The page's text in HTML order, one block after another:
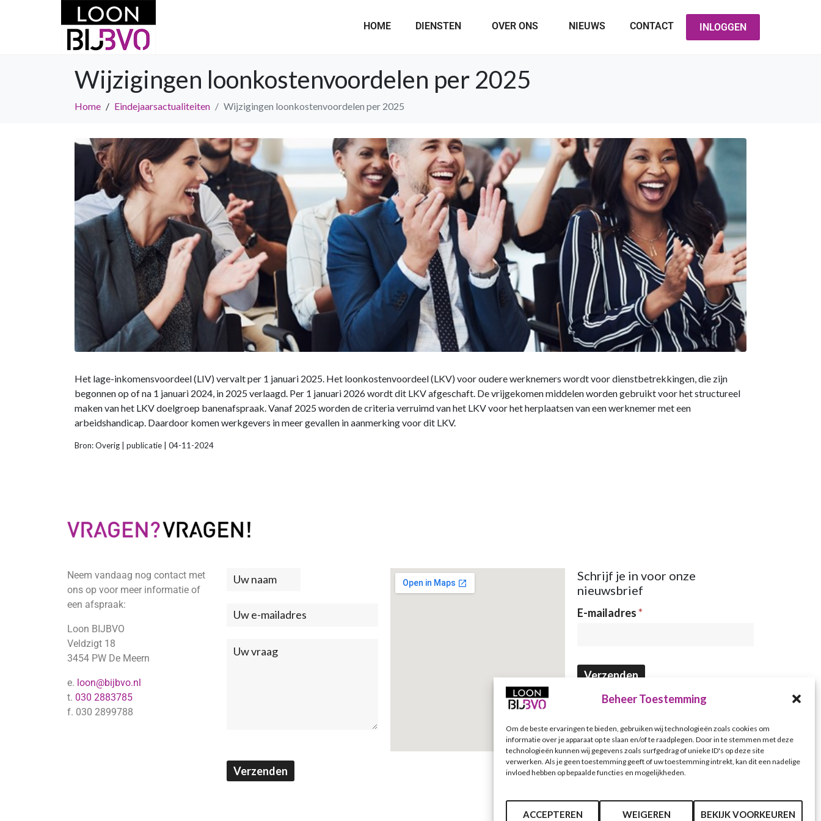
Beheer Toestemming
Om de beste ervaringen te bieden, gebruiken wij technologieën zoals cookies om
informatie over je apparaat op te slaan en/of te raadplegen. Door in te stemmen met deze
technologieën kunnen wij gegevens zoals surfgedrag of unieke ID's op deze site
verwerken. Als je geen toestemming geeft of uw toestemming intrekt, kan dit een nadelige
invloed hebben op bepaalde functies en mogelijkheden.
ACCEPTEREN WEIGEREN BEKIJK VOORKEUREN
HOME DIENSTEN OVER ONS NIEUWS CONTACT INLOGGEN
Wijzigingen loonkostenvoordelen per 2025
Home Eindejaarsactualiteiten Wijzigingen loonkostenvoordelen per 2025
Het lage-inkomensvoordeel (LIV) vervalt per 1 januari 2025. Het loonkostenvoordeel (LKV) voor oudere werknemers wordt voor dienstbetrekkingen, die zijn
begonnen op of na 1 januari 2024, in 2025 verlaagd. Per 1 januari 2026 wordt dit LKV afgeschaft. De vrijgekomen middelen worden gebruikt voor het structureel
maken van het LKV doelgroep banenafspraak. Vanaf 2025 worden de criteria verruimd van het LKV voor het herplaatsen van een werknemer met een
arbeidshandicap. Daardoor komen werkgevers in meer gevallen in aanmerking voor dit LKV.
Bron: Overig | publicatie | 04-11-2024
Neem vandaag nog contact met
ons op voor meer informatie of
een afspraak:
Loon BIJBVO
Veldzigt 18
3454 PW De Meern
e. loon@bijbvo.nl
t. 030 2883785
f. 030 2899788
Neem
met
ons
Verzenden
Schrijf je in voor onze
nieuwsbrief
Nieuwsbrief
E-mailadres*
Verzenden